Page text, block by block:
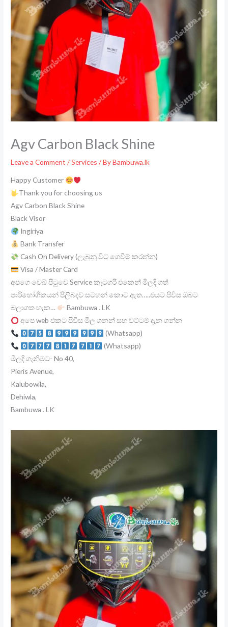
Agv Carbon Black Shine
Leave a Comment /Services / ByBambuwa.lk
Happy Customer
Thank you for choosing us
Agv Carbon Black Shine
Black Visor
Ingiriya
Bank Transfer
Cash On Delivery (ලැබුනු විට ගෙවීම් කරන්න)
Visa / Master Card
අපගෙ වෙබ් පිටුවෙ Service කැටගරි එකෙන් මිලදි ගත්
පාරිභෝගිකයන් පිලිබදව සටහන් කොට ඇත…..එයට පිවිස ඔබට
බලාගත හැක…
Bambuwa . LK
අපෙ web එකට පිවිස මිල ගනන් සහ වට්ටම් දැන ගන්න
(Whatsapp)
(Whatsapp)
මිලදි ගැනිමට- No 40,
Pieris Avenue,
Kalubowila,
Dehiwla,
Bambuwa . LK